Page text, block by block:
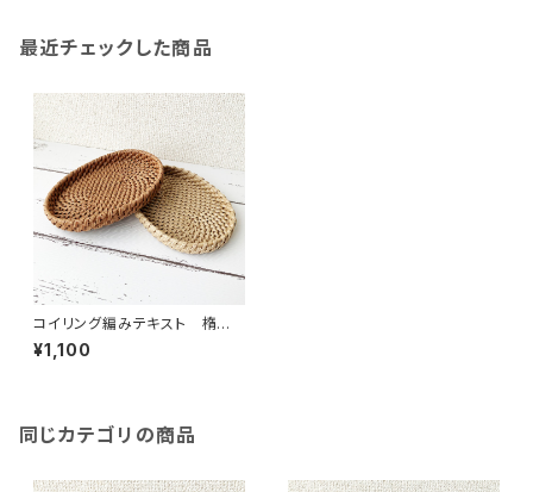
最近チェックした商品
コイリング編みテキスト 楕円ト
レー
¥1,100
同じカテゴリの商品